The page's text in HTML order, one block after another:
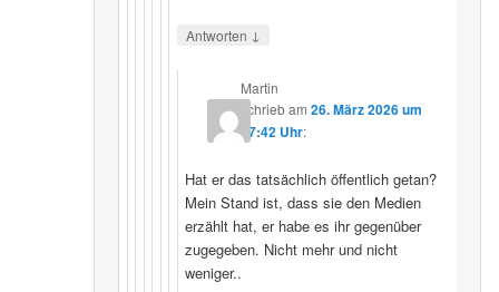
Antworten ↓
Martin
schriebam26. März 2026 um
07:42 Uhr:
Hat er das tatsächlich öffentlich getan?
Mein Stand ist, dass sie den Medien
erzählt hat, er habe es ihr gegenüber
zugegeben. Nicht mehr und nicht
weniger..